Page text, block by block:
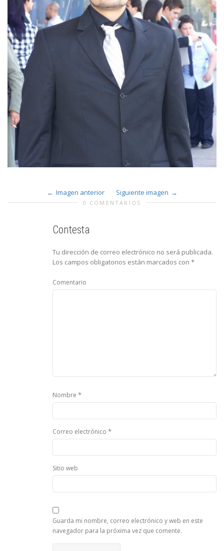
Imagen anterior Siguiente imagen
0 COMENTARIOS
Contesta
Tu dirección de correo electrónico no será publicada.
Los campos obligatorios están marcados con *
Comentario
Nombre *
Correo electrónico *
Sitio web
Guarda mi nombre, correo electrónico y web en este
navegador para la próxima vez que comente.